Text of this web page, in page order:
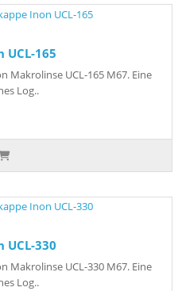
165
Makrolinse UCL-165 M67. Eine
Log..
330
Makrolinse UCL-330 M67. Eine
Log..